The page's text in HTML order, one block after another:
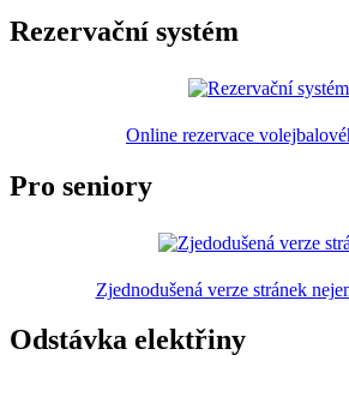
Rezervační systém
Online rezervace
Pro seniory
Zjednodušená verze stránek
Odstávka elektřiny